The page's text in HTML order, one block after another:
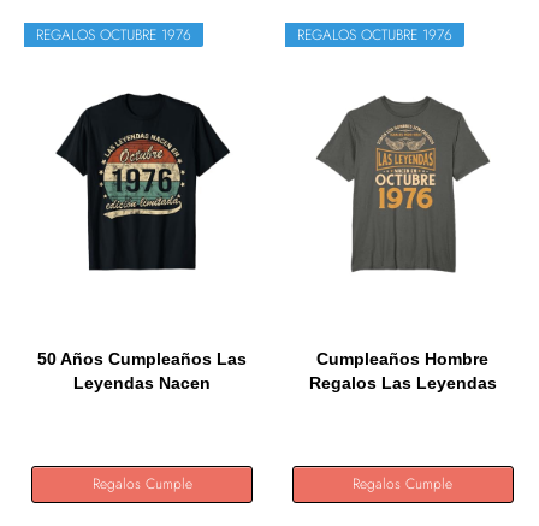
REGALOS OCTUBRE 1976
50 Años Cumpleaños Las
Leyendas Nacen
Regalos Cumple
REGALOS OCTUBRE 1976
Cumpleaños Hombre
Regalos Las Leyendas
Regalos Cumple